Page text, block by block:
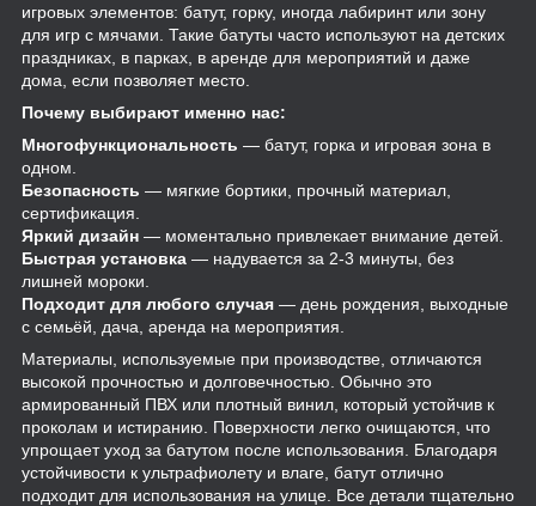
игровых элементов: батут, горку, иногда лабиринт или зону
для игр с мячами. Такие батуты часто используют на детских
праздниках, в парках, в аренде для мероприятий и даже
дома, если позволяет место.
Почему выбирают именно нас:
Многофункциональность — батут, горка и игровая зона в
одном.
Безопасность — мягкие бортики, прочный материал,
сертификация.
Яркий дизайн — моментально привлекает внимание детей.
Быстрая установка — надувается за 2-3 минуты, без
лишней мороки.
Подходит для любого случая — день рождения, выходные
с семьёй, дача, аренда на мероприятия.
Материалы, используемые при производстве, отличаются
высокой прочностью и долговечностью. Обычно это
армированный ПВХ или плотный винил, который устойчив к
проколам и истиранию. Поверхности легко очищаются, что
упрощает уход за батутом после использования. Благодаря
устойчивости к ультрафиолету и влаге, батут отлично
подходит для использования на улице. Все детали тщательно